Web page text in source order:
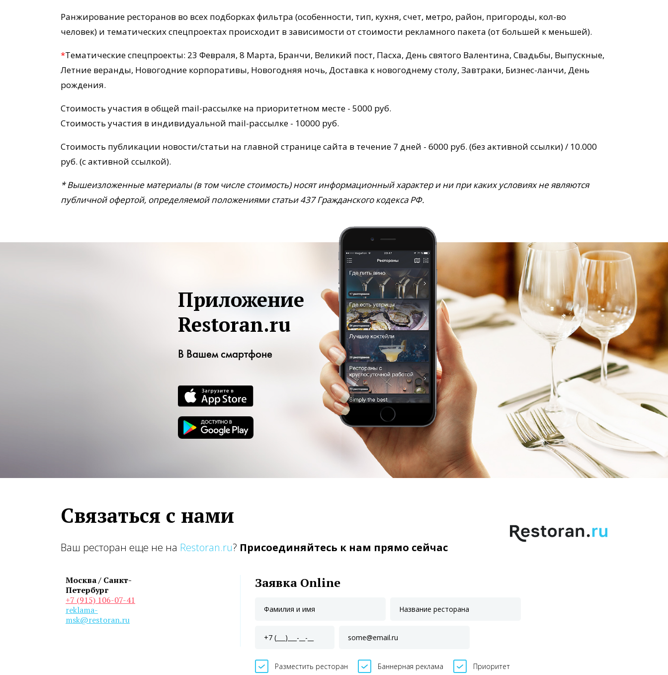
Ранжирование ресторанов во всех подборках фильтра (особенности, тип, кухня, счет, метро, район, пригороды, кол-во
человек) и тематических спецпроектах происходит в зависимости от стоимости рекламного пакета (от большей к меньшей).
*Тематические спецпроекты: 23 Февраля, 8 Марта, Бранчи, Великий пост, Пасха, День святого Валентина, Свадьбы, Выпускные,
Летние веранды, Новогодние корпоративы, Новогодняя ночь, Доставка к новогоднему столу, Завтраки, Бизнес-ланчи, День
рождения.
Стоимость участия в общей mail-рассылке на приоритетном месте - 5000 руб.
Стоимость участия в индивидуальной mail-рассылке - 10000 руб.
Стоимость публикации новости/статьи на главной странице сайта в течение 7 дней - 6000 руб. (без активной ссылки) / 10.000
руб. (с активной ссылкой).
* Вышеизложенные материалы (в том числе стоимость) носят информационный характер и ни при каких условиях не являются
публичной офертой, определяемой положениями статьи 437 Гражданского кодекса РФ.
Приложение
Restoran.ru
В Вашем смартфоне
Связаться с нами
Ваш ресторан еще не на Restoran.ru? Присоединяйтесь к нам прямо сейчас
Москва / Санкт-
Петербург
+7 (915) 106-07-41
reklama-
msk@restoran.ru
Заявка Online
Разместить ресторан Баннерная реклама Приоритет